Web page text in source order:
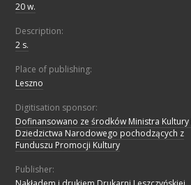
20 w.
Description:
2 s.
Place of publishing:
Leszno
Digitisation sponsor:
Dofinansowano ze środków Ministra Kultury
Dziedzictwa Narodowego pochodzących z
Funduszu Promocji Kultury
Publisher: